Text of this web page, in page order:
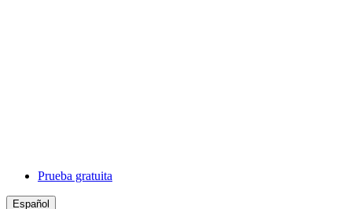
Prueba gratuita
Español